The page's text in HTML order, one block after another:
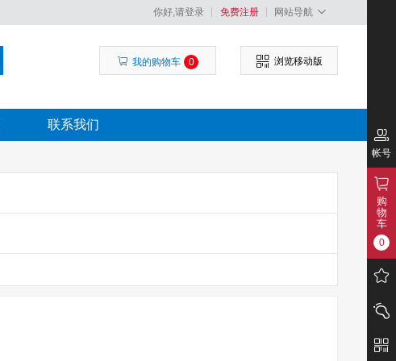
你好,请登录 免费注册 网站导航
我的购物车 0 浏览移动版
联系我们
帐号
购
物
车
0